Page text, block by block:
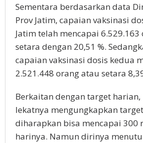
Sementara berdasarkan data
Prov Jatim, capaian vaksinasi
Jatim telah mencapai 6.529.163
setara dengan 20,51 %.
capaian vaksinasi dosis kedua
2.521.448 orang atau setara
Berkaitan dengan target harian,
lekatnya mengungkapkan
diharapkan bisa mencapai 300
harinya. Namun dirinya